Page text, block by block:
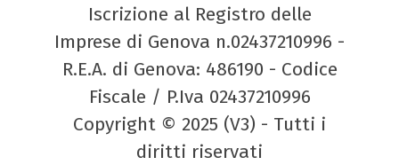
Iscrizione al Registro delle
Imprese di Genova n.02437210996 -
R.E.A. di Genova: 486190 - Codice
Fiscale / P.Iva 02437210996
Copyright © 2025 (V3) - Tutti i
diritti riservati